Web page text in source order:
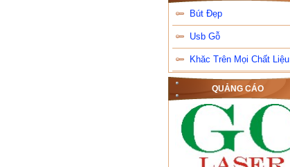
Bút Đẹp
Usb Gỗ
Khăc Trên Mọi Chất Liệu
QUẢNG CÁO